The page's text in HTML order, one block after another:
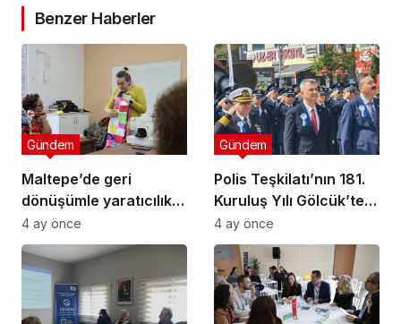
Benzer Haberler
Maltepe’de geri
dönüşümle yaratıcılık
buluştu
Gündem
4 ay önce
Polis Teşkilatı’nın 181.
Kuruluş Yılı Gölcük’te
Törenle Kutlandı
Gündem
4 ay önce